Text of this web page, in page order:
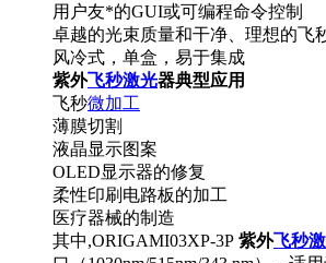
用户友*的GUI或可编程命令控制
卓越的光束质量和干净、理想的飞
风冷式，单盒，易于集成
紫外飞秒激光器典型应用
飞秒微加工
薄膜切割
液晶显示图案
OLED显示器的修复
柔性印刷电路板的加工
医疗器械的制造
其中,ORIGAMI03XP-3P 紫外飞秒